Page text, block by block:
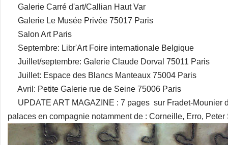
Galerie Carré d'art/Callian Haut Var
Galerie Le Musée Privée 75017 Paris
Salon Art Paris
Septembre: Libr'Art Foire internationale Belgique
Juillet/septembre: Galerie Claude Dorval 75011 Paris
Juillet: Espace des Blancs Manteaux 75004 Paris
Avril: Petite Galerie rue de Seine 75006 Paris
UPDATE ART MAGAZINE : 7 pages sur Fradet-Mounier
palaces en compagnie notamment de : Corneille, Erro,